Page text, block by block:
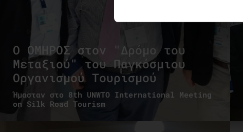
Ο ΟΜΗΡΟΣ στον "Δρόμο του
Μεταξιού" του Παγκόσμιου
Οργανισμού Τουρισμού
Ήμασταν στο 8th UNWTO International Meeting
on Silk Road Tourism